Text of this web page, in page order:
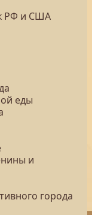
РФ и США
еды
и
города